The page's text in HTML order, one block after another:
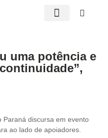
uma potência e